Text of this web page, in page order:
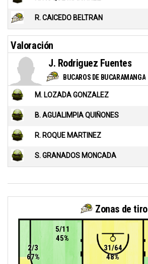
R. CAICEDO BELTRAN
Valoración
BUCAROS DE BUCARAMANGA
J. Rodriguez Fuentes
M. LOZADA GONZALEZ
B. AGUALIMPIA QUIÑONES
R. ROQUE MARTINEZ
S. GRANADOS MONCADA
Zonas de tiro
5/11
45%
31/64
48%
2/3
67%